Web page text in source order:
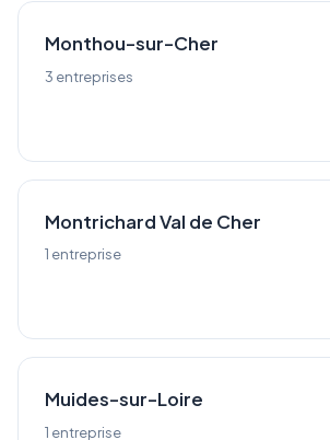
Monthou-sur-Cher
3 entreprises
Montrichard Val de Cher
1 entreprise
Muides-sur-Loire
1 entreprise